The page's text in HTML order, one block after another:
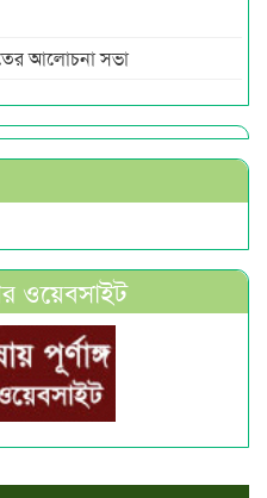
আলোচনা সভা
ওয়েবসাইট